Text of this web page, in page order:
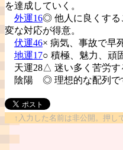
を達成していく。
外運16◎ 他人に良くする
変な対応が得意。
伏運46× 病気、事故で早
地運17○ 積極、魅力、頑
天運28△ 迷い多く苦労す
陰陽 ◎ 理想的な配列で
↑入力した名前は非公開。押し